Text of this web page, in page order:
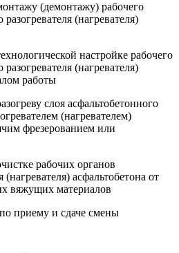
(демонтажу) рабочего
(нагревателя)
настройке рабочего
(нагревателя)
работы
слоя асфальтобетонного
(нагревателем)
фрезерованием или
рабочих органов
(нагревателя) асфальтобетона от
вяжущих материалов
приему и сдаче смены